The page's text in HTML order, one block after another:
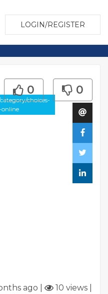
LOGIN/REGISTER
choices-
0 0
ago 10 views